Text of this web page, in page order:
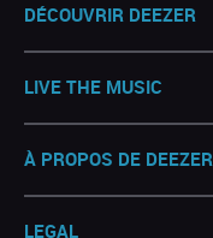
DÉCOUVRIR DEEZER
LIVE THE MUSIC
À PROPOS DE DEEZER
LEGAL